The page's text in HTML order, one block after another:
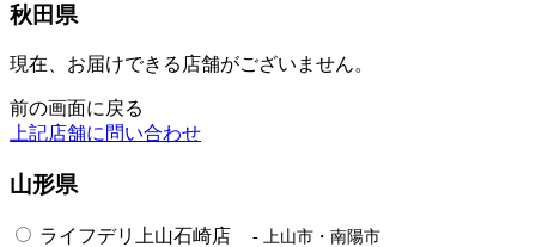
秋田県
現在、お届けできる店舗がございません。
前の画面に戻る
上記店舗に問い合わせ
山形県
ライフデリ上山石崎店 - 上山市・南陽市